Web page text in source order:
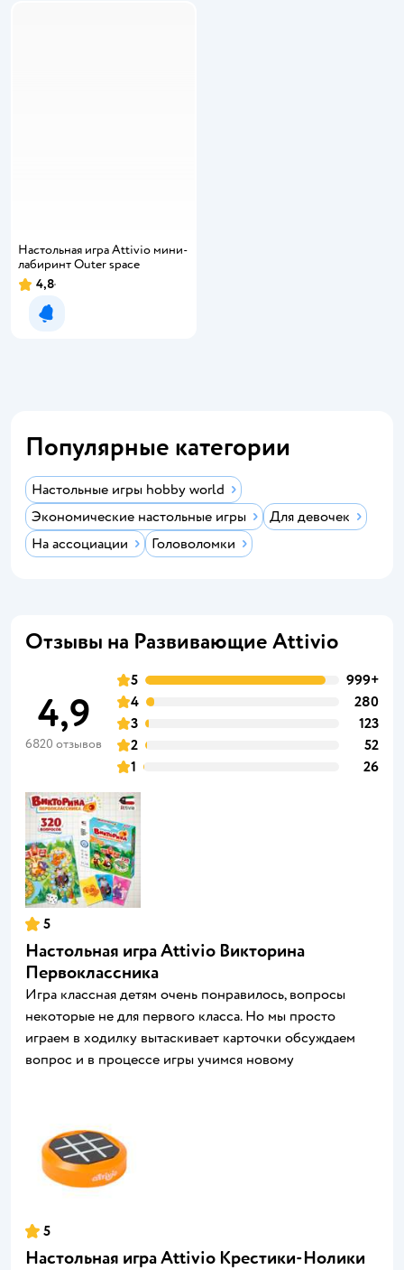
Настольная игра Attivio мини-
лабиринт Outer space
4,8
Уведомить о появлении
Популярные категории
Настольные игры hobby world
Экономические настольные игры
Для девочек
На ассоциации
Головоломки
Отзывы на Развивающие Attivio
4,9
6820 отзывов
5
999+
4
280
3
123
2
52
1
26
5
Настольная игра Attivio Викторина
Первоклассника
Игра классная детям очень понравилось, вопросы
некоторые не для первого класса. Но мы просто
играем в ходилку вытаскивает карточки обсуждаем
вопрос и в процессе игры учимся новому
5
Настольная игра Attivio Крестики-Нолики